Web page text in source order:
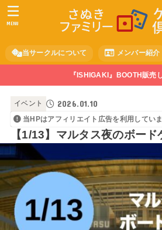
当サークルについて メンバー紹介
MENU
『ISHIGAKI』BOOTH販売
イベント 2026.01.10
当HPはアフィリエイト広告を利用してい
【1/13】マルタス夜のボード